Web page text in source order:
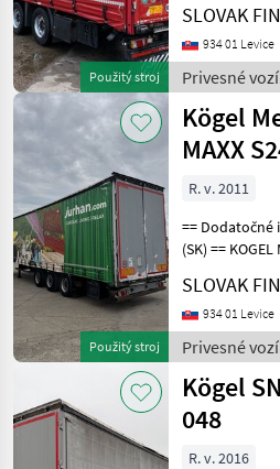
S24-
1 3
axles
Mega
MARKETPLACE
Marketplace
Nabídky
prodejců
Inzeráty
Použitý stroj
06/2016, zdvíhacia náprava,
kotúčové brzdy,
výška: 3 m, váha: 6820 kg,
celková
SLOVAK
934 01 Levice
Privesné
Použitý stroj
Kögel
MAXX
868
R. v. 2011
== Dodatočné
(SK) == KOGEL Mega - MAXX
r.v.03/2011, zdvíhacia
náprava, kotúčové brzdy,
vnútorná výška: 3
6500 kg, celk
SLOVAK
934 01 Levice
Privesné
Kögel
048
R. v. 2016